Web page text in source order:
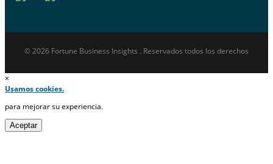
© 2026 Fortune Business Insights . Reservados todos los derechos
×
Usamos cookies.
para mejorar su experiencia.
Aceptar